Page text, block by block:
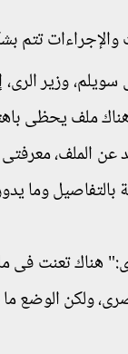
والإجراءات تتم
سويلم، وزير
ملف يحظى
الملف، معرفتى
بالتفاصيل وما
هناك تعنت فى
ولكن